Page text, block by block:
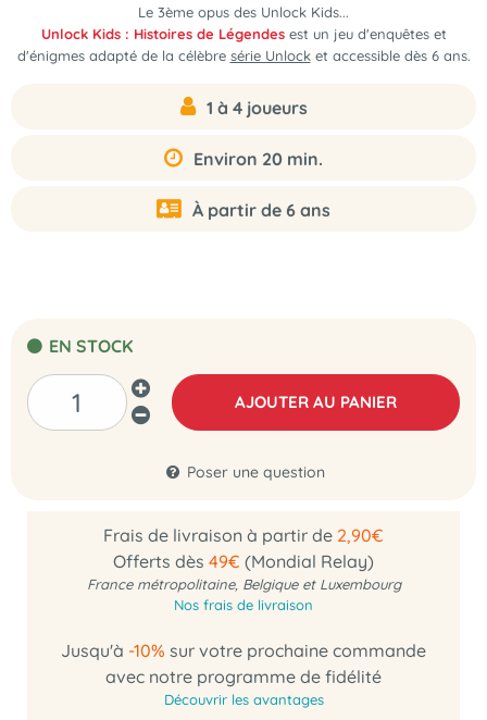
Le 3ème opus des Unlock Kids...
Unlock Kids : Histoires de Légendesest un jeu d'enquêtes et
d'énigmes adapté de la célèbre série Unlocket accessible dès 6 ans.
1 à 4 joueurs
Environ 20 min.
À partir de 6 ans
EN STOCK
AJOUTER AU PANIER
Poser une question
Frais de livraison à partir de 2,90€
Offerts dès 49€ (Mondial Relay)
France métropolitaine, Belgique et Luxembourg
Nos frais de livraison
Jusqu'à -10% sur votre prochaine commande
avec notre programme de fidélité
Découvrir les avantages